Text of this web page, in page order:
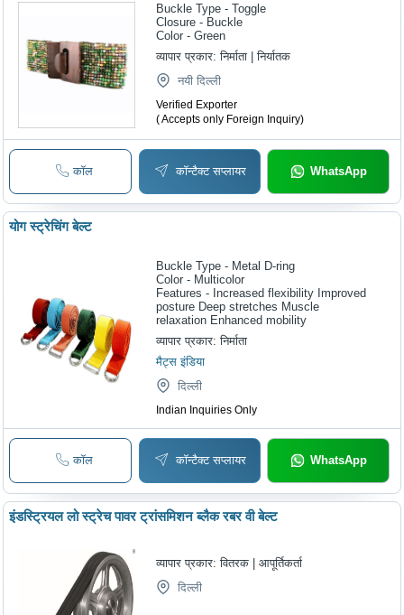
Buckle Type - Toggle
Closure - Buckle
Color - Green
व्यापार प्रकार:निर्माता | निर्यातक
नयी दिल्ली
Verified Exporter
( Accepts only Foreign Inquiry)
कॉल कॉन्टैक्ट सप्लायर WhatsApp
योग स्ट्रेचिंग बेल्ट
Buckle Type - Metal D-ring
Color - Multicolor
Features - Increased flexibility Improved
posture Deep stretches Muscle
relaxation Enhanced mobility
व्यापार प्रकार:निर्माता
मैट्स इंडिया
दिल्ली
Indian Inquiries Only
कॉल कॉन्टैक्ट सप्लायर WhatsApp
इंडस्ट्रियल लो स्ट्रेच पावर ट्रांसमिशन ब्लैक रबर वी बेल्ट
व्यापार प्रकार:वितरक | आपूर्तिकर्ता
दिल्ली